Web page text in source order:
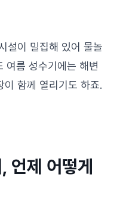
설이 밀집해 있어 물놀
여름 성수기에는 해변
이 함께 열리기도 하죠.
제 어떻게